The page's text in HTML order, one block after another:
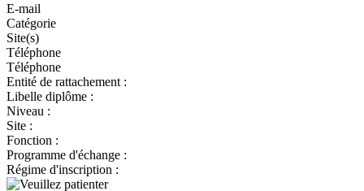
E-mail
Catégorie
Site(s)
Téléphone
Téléphone
Entité de rattachement :
Libelle diplôme :
Niveau :
Site :
Fonction :
Programme d'échange :
Régime d'inscription :